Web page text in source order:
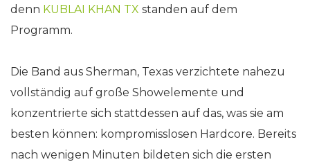
denn KUBLAI KHAN TX standen auf dem
Programm.
Die Band aus Sherman, Texas verzichtete nahezu
vollständig auf große Showelemente und
konzentrierte sich stattdessen auf das, was sie am
besten können: kompromisslosen Hardcore. Bereits
nach wenigen Minuten bildeten sich die ersten